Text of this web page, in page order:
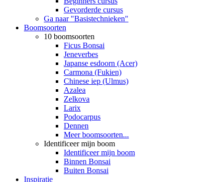
Gevorderde cursus
Ga naar "Basistechnieken"
Boomsoorten
10 boomsoorten
Ficus Bonsai
Jeneverbes
Japanse esdoorn (Acer)
Carmona (Fukien)
Chinese iep (Ulmus)
Azalea
Zelkova
Larix
Podocarpus
Dennen
Meer boomsoorten...
Identificeer mijn boom
Identificeer mijn boom
Binnen Bonsai
Buiten Bonsai
Inspiratie